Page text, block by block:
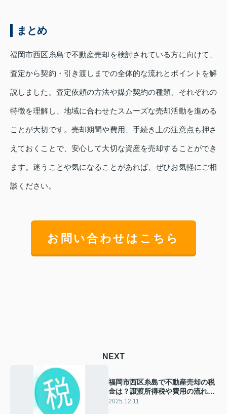
まとめ
福岡市西区糸島で不動産売却を検討されている方に向けて、
査定から契約・引き渡しまでの全体的な流れとポイントを解
説しました。査定依頼の方法や媒介契約の種類、それぞれの
特徴を理解し、地域に合わせたスムーズな売却活動を進める
ことが大切です。売却期間や費用、手続き上の注意点も押さ
えておくことで、安心して大切な資産を売却することができ
ます。迷うことや気になることがあれば、ぜひお気軽にご相
談ください。
お問い合わせはこちら
NEXT
福岡市西区糸島で不動産売却の税
金は？譲渡所得税や費用の流れを
解説
2025.12.11